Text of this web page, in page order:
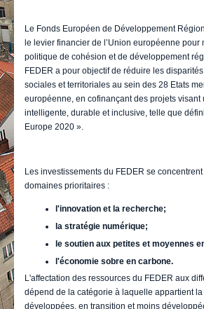
Actualités
Le Fonds Européen de Développement
le levier financier de l’Union européenne pour
politique de cohésion et de développement
FEDER a pour objectif de réduire les
sociales et territoriales au sein des 28 Etats
européenne, en cofinançant des projets visant
intelligente, durable et inclusive, telle que
Europe 2020 ».
Les investissements du FEDER se
domaines prioritaires :
l'innovation et la recherche;
la stratégie numérique;
le soutien aux petites et moyennes
l'économie sobre en carbone.
L'affectation des ressources du FEDER aux
dépend de la catégorie à laquelle appartient
développées, en transition et moins